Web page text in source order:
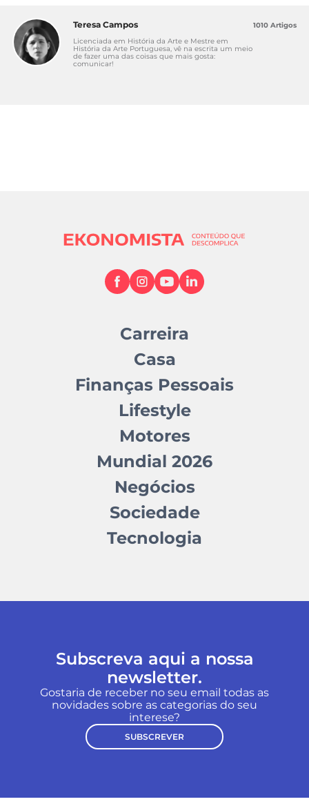
Teresa Campos
Licenciada em História da Arte e Mestre em
História da Arte Portuguesa, vê na escrita um meio
de fazer uma das coisas que mais gosta:
comunicar!
1010 Artigos
Carreira
Casa
Finanças Pessoais
Lifestyle
Motores
Mundial 2026
Negócios
Sociedade
Tecnologia
Subscreva aqui a nossa
newsletter.
Gostaria de receber no seu email todas as
novidades sobre as categorias do seu
interese?
SUBSCREVER